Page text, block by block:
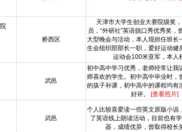
桥西区
天津市大学生创业大赛院级奖
员，“外研社”英语脱口秀优秀奖，
大型晚会与活动，本人现担任班长
生会组织部部长一职，爱好运动健
运动会100米亚军，本人
武邑
初中高中学习优秀，老师经常让我
师喜欢的学生。初中高中毕业时，
的孩子补课，初中高中的课程均有
好评。
[查看照片]
武邑
个人比较喜爱读一些英文原版小说
了英语线上朗读活动，目前也有
器，成绩优异，曾取得校长